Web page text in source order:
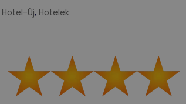
Hotel-Új, Hotelek